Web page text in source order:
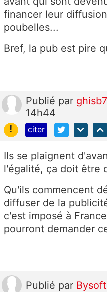
financer leur
poubelles...
Bref, la pub est pire
Publié par
14h44
!
citer
Ils se plaignent
l'égalité, ça doit être
Qu'ils commencent
diffuser de la
c'est imposé à
pourront demander
Publié par Bysoft